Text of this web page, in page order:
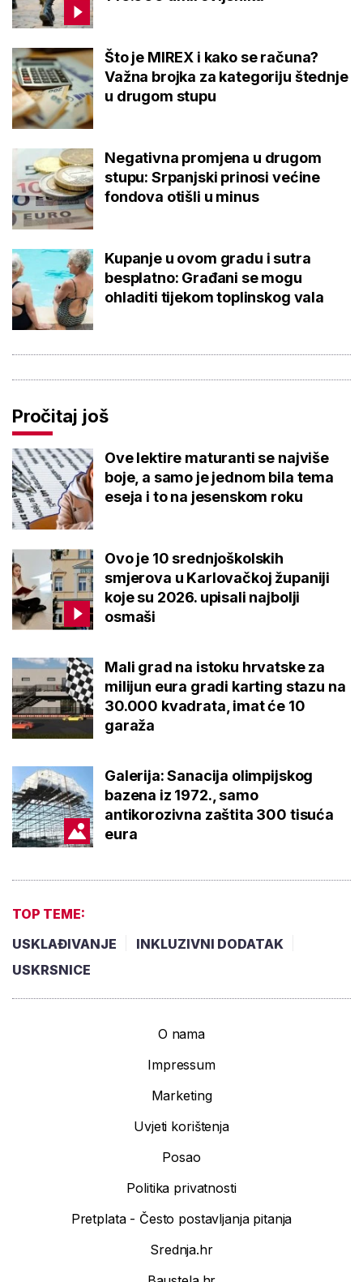
Što je MIREX i kako se računa?
Važna brojka za kategoriju štednje
u drugom stupu
Negativna promjena u drugom
stupu: Srpanjski prinosi većine
fondova otišli u minus
Kupanje u ovom gradu i sutra
besplatno: Građani se mogu
ohladiti tijekom toplinskog vala
Pročitaj još
Ove lektire maturanti se najviše
boje, a samo je jednom bila tema
eseja i to na jesenskom roku
Ovo je 10 srednjoškolskih
smjerova u Karlovačkoj županiji
koje su 2026. upisali najbolji
osmaši
Mali grad na istoku hrvatske za
milijun eura gradi karting stazu na
30.000 kvadrata, imat će 10
garaža
Galerija: Sanacija olimpijskog
bazena iz 1972., samo
antikorozivna zaštita 300 tisuća
eura
TOP TEME:
USKLAĐIVANJE
INKLUZIVNI DODATAK
USKRSNICE
O nama
Impressum
Marketing
Uvjeti korištenja
Posao
Politika privatnosti
Pretplata - Često postavljanja pitanja
Srednja.hr